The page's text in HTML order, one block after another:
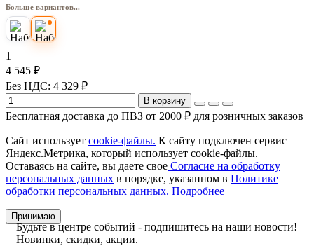
Больше вариантов...
1
4 545 ₽
Без НДС: 4 329 ₽
В корзину
Бесплатная доставка до ПВЗ от 2000 ₽ для розничных заказов
Сайт использует cookie-файлы. К cайту подключен сервис
Яндекс.Метрика, который использует cookie-файлы.
Оставаясь на сайте, вы даете свое Согласие на обработку
персональных данных в порядке, указанном в Политике
обработки персональных данных. Подробнее
Принимаю
Будьте в центре событий - подпишитесь на наши новости!
Новинки, скидки, акции.